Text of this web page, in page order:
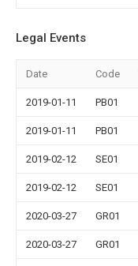
Legal Events
Date Code
2019-01-11 PB01
2019-01-11 PB01
2019-02-12 SE01
2019-02-12 SE01
2020-03-27 GR01
2020-03-27 GR01